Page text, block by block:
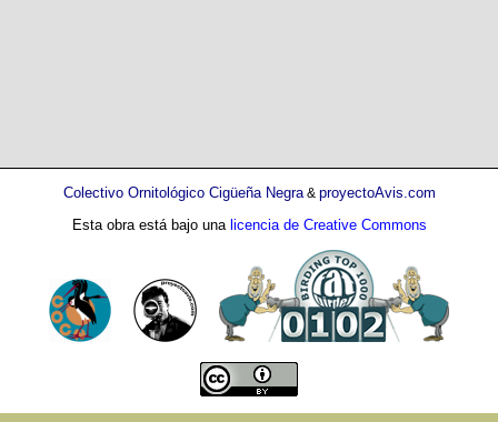
Colectivo Ornitológico Cigüeña Negra& proyectoAvis.com
Esta obra está bajo una licencia de Creative Commons